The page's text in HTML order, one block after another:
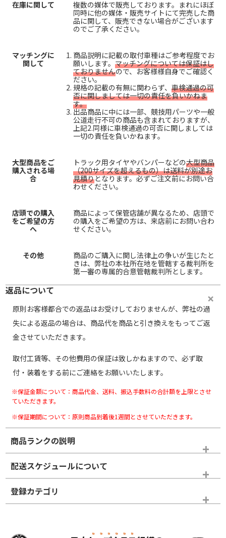
在庫に関して
複数の媒体で販売しております。まれにほぼ
同時に他の媒体・販売サイトにて完売した商
品に関して、販売できない場合がございます
のでご了承ください。
マッチングに
関して
商品説明に記載の取付車種はご参考程度でお
願いします。 マッチングについては保証はし
ておりませんので、お客様様自身でご確認く
ださい。
規格の記載の有無に関わらず、 車検通過の可
否に関しましては一切の責任を負いかねま
す。
出品商品に中には一部、競技用パーツや一般
公道走行不可の商品も含まれておりますが、
上記2.同様に車検通過の可否に関しましては
一切の責任を負いかねます。
大型商品をご
購入される場
合
トラック用タイヤやバンパーなどの大型商品
（200サイズを超えるもの）は送料が別途お
見積りとなります。必ずご注文前にお問い合
わせください。
店頭での購入
をご希望の方
へ
商品によって保管店舗が異なるため、店頭で
の購入をご希望の方は、来店前にお問い合わ
せください。
その他
商品のご購入に関し法律上の争いが生じたと
きは、弊社の本社所在地を管轄する裁判所を
第一審の専属的合意管轄裁判所とします。
返品について
原則お客様都合での返品はお受けしておりませんが、弊社の過
失による返品の場合は、商品代を商品と引き換えをもってご返
金させていただきます。
取付工賃等、その他費用の保証は致しかねますので、必ず取
付・装着をする前にご連絡をお願いいたします。
※保証金額について：商品代金、送料、振込手数料の合計額を上限とさせ
ていただきます。
※保証期間について：原則商品到着後1週間とさせていただきます。
商品ランクの説明
※商品ランクは出品者の主観により判断しておりますので、あら
かじめご了承ください。
ホイールランク
配送スケジュールについて
登録カテゴリ
ホイールのみ